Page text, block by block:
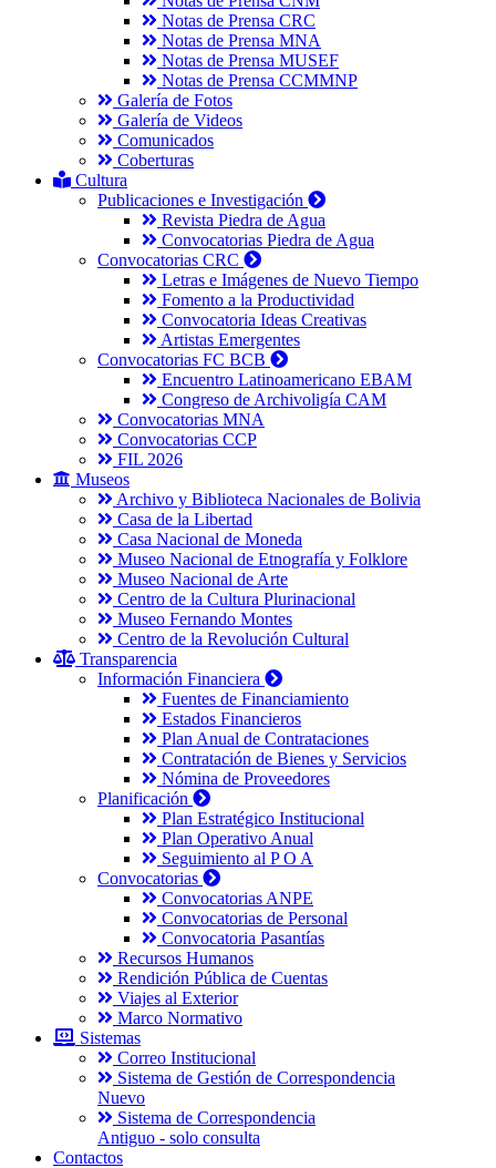
Notas de Prensa CRC
Notas de Prensa MNA
Notas de Prensa MUSEF
Notas de Prensa CCMMNP
Galería de Fotos
Galería de Videos
Comunicados
Coberturas
Cultura
Publicaciones e Investigación
Revista Piedra de Agua
Convocatorias Piedra de Agua
Convocatorias CRC
Letras e Imágenes de Nuevo Tiempo
Fomento a la Productividad
Convocatoria Ideas Creativas
Artistas Emergentes
Convocatorias FC BCB
Encuentro Latinoamericano EBAM
Congreso de Archivoligía CAM
Convocatorias MNA
Convocatorias CCP
FIL 2026
Museos
Archivo y Biblioteca Nacionales de Bolivia
Casa de la Libertad
Casa Nacional de Moneda
Museo Nacional de Etnografía y Folklore
Museo Nacional de Arte
Centro de la Cultura Plurinacional
Museo Fernando Montes
Centro de la Revolución Cultural
Transparencia
Información Financiera
Fuentes de Financiamiento
Estados Financieros
Plan Anual de Contrataciones
Contratación de Bienes y Servicios
Nómina de Proveedores
Planificación
Plan Estratégico Institucional
Plan Operativo Anual
Seguimiento al P O A
Convocatorias
Convocatorias ANPE
Convocatorias de Personal
Convocatoria Pasantías
Recursos Humanos
Rendición Pública de Cuentas
Viajes al Exterior
Marco Normativo
Sistemas
Correo Institucional
Sistema de Gestión de Correspondencia
Nuevo
Sistema de Correspondencia
Antiguo - solo consulta
Contactos